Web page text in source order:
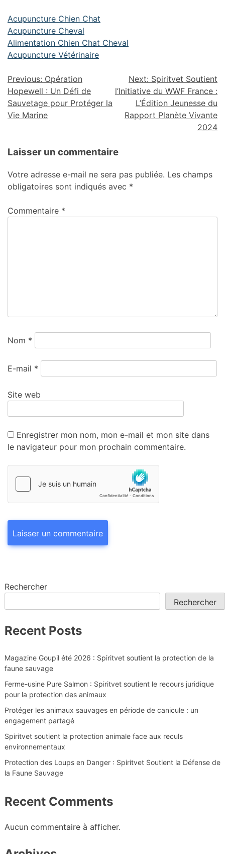
Acupuncture Chien Chat
Acupuncture Cheval
Alimentation Chien Chat Cheval
Acupuncture Vétérinaire
Previous: Opération
Hopewell : Un Défi de
Sauvetage pour Protéger la
Vie Marine
Next: Spiritvet Soutient
l’Initiative du WWF France :
L’Édition Jeunesse du
Rapport Planète Vivante
2024
Laisser un commentaire
Votre adresse e-mail ne sera pas publiée. Les champs
obligatoires sont indiqués avec *
Commentaire *
Nom *
E-mail *
Site web
Enregistrer mon nom, mon e-mail et mon site dans
le navigateur pour mon prochain commentaire.
Rechercher
Rechercher
Recent Posts
Magazine Goupil été 2026 : Spiritvet soutient la protection de la
faune sauvage
Ferme-usine Pure Salmon : Spiritvet soutient le recours juridique
pour la protection des animaux
Protéger les animaux sauvages en période de canicule : un
engagement partagé
Spiritvet soutient la protection animale face aux reculs
environnementaux
Protection des Loups en Danger : Spiritvet Soutient la Défense de
la Faune Sauvage
Recent Comments
Aucun commentaire à afficher.